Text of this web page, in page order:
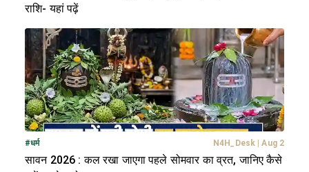
राशि- यहां पढ़ें
#धर्म N4H_Desk Aug 2
सावन 2026 : कल रखा जाएगा पहले सोमवार का व्रत, जानिए कैसे